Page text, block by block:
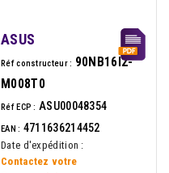
ASUS
Réf constructeur : 90NB16I2-
M008T0
Réf ECP : ASU00048354
EAN : 4711636214452
Date d'expédition :
Contactez votre